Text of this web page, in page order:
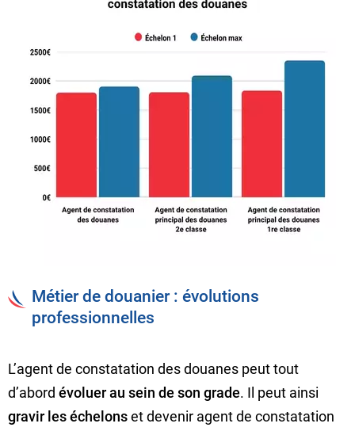
Métier de douanier : évolutions
professionnelles
L’agent de constatation des douanes peut tout
d’abord évoluer au sein de son grade. Il peut ainsi
gravir les échelonset devenir agent de constatation